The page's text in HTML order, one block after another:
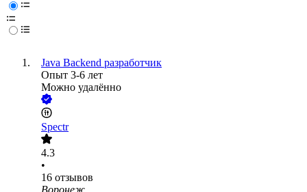
Java Backend разработчик
Опыт 3-6 лет
Можно удалённо
Spectr
4.3
•
16 отзывов